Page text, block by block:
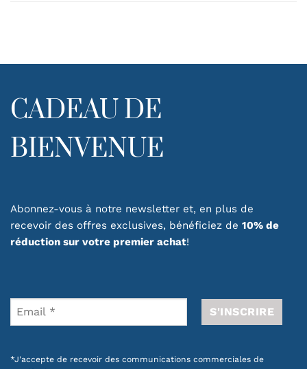
CADEAU DE
BIENVENUE
Abonnez-vous à notre newsletter et, en plus de
recevoir des offres exclusives, bénéficiez de 10% de
réduction sur votre premier achat!
*J'accepte de recevoir des communications commerciales de